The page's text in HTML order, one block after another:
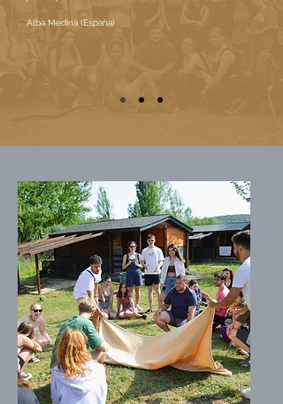
Alba Medina (España)